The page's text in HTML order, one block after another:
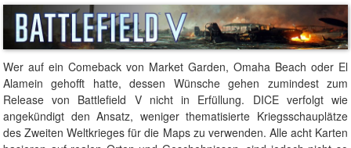
Wer auf ein Comeback von Market Garden, Omaha Beach oder El
Alamein gehofft hatte, dessen Wünsche gehen zumindest zum
Release von Battlefield V nicht in Erfüllung. DICE verfolgt wie
angekündigt den Ansatz, weniger thematisierte Kriegsschauplätze
des Zweiten Weltkrieges für die Maps zu verwenden. Alle acht Karten